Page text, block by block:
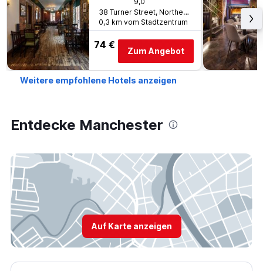
38 Turner Street, Northern Quarter, Manchester, Großbritannien
0,3 km vom Stadtzentrum
74 €
Zum Angebot
Weitere empfohlene Hotels anzeigen
Entdecke Manchester
Auf Karte anzeigen